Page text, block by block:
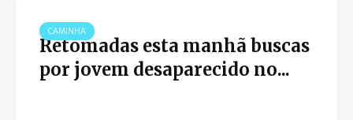
CAMINHA
Retomadas esta manhã buscas
por jovem desaparecido no...